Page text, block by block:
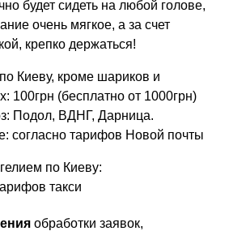
будет сидеть на любой голове,
очень мягкое, а за счет
крепко держаться!
по Киеву, кроме шариков и
100грн (бесплатно от 1000грн)
Подол, ВДНГ, Дарница.
согласно тарифов Новой почты
по Киеву:
такси
обработки заявок,